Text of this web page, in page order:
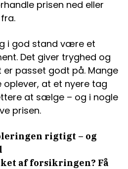
prisen ned eller
i god stand være et
Det giver tryghed og
er passet godt på. Mange
at et nyere tag
at sælge – og i nogle
prisen.
rigtigt – og
af forsikringen? Få